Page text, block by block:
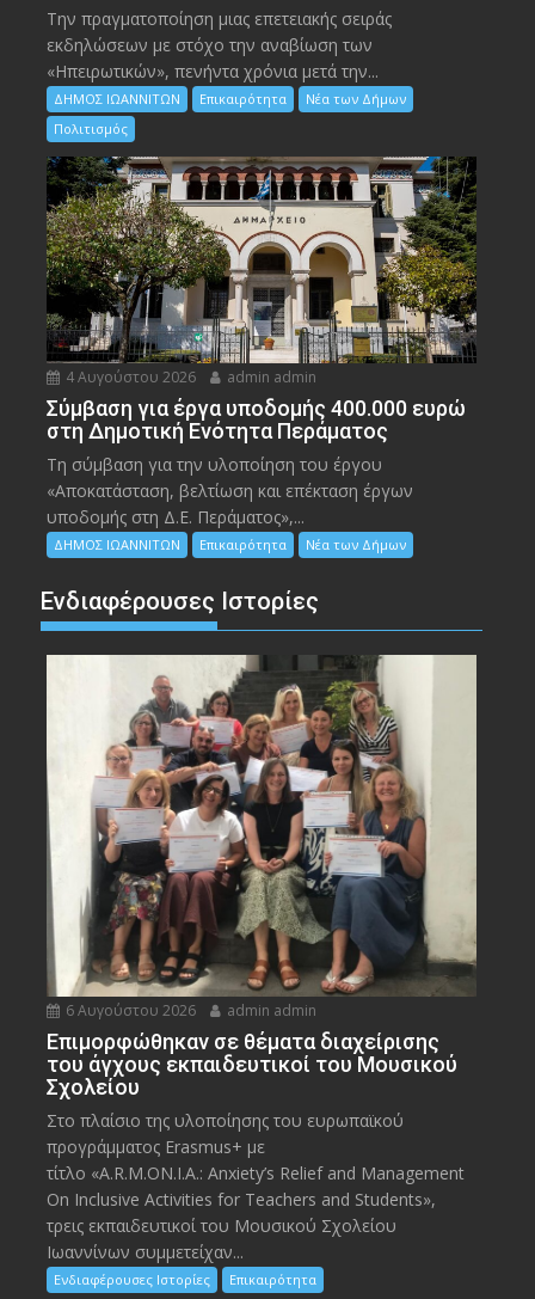
Την πραγματοποίηση μιας επετειακής σειράς
εκδηλώσεων με στόχο την αναβίωση των
«Ηπειρωτικών», πενήντα χρόνια μετά την...
ΔΗΜΟΣ ΙΩΑΝΝΙΤΩΝ Επικαιρότητα
Νέα των Δήμων
Πολιτισμός
4 Αυγούστου 2026 admin admin
Σύμβαση για έργα υποδομής 400.000 ευρώ
στη Δημοτική Ενότητα Περάματος
Τη σύμβαση για την υλοποίηση του έργου
«Αποκατάσταση, βελτίωση και επέκταση έργων
υποδομής στη Δ.Ε. Περάματος»,...
ΔΗΜΟΣ ΙΩΑΝΝΙΤΩΝ Επικαιρότητα Νέα των Δήμων
Ενδιαφέρουσες Ιστορίες
6 Αυγούστου 2026 admin admin
Eπιμορφώθηκαν σε θέματα διαχείρισης
του άγχους εκπαιδευτικοί του Μουσικού
Σχολείου
Στο πλαίσιο της υλοποίησης του ευρωπαϊκού
προγράμματος Erasmus+ με
τίτλο «A.R.M.ON.I.A.: Anxiety’s Relief and Management
On Inclusive Activities for Teachers and Students»,
τρεις εκπαιδευτικοί του Μουσικού Σχολείου
Ιωαννίνων συμμετείχαν...
Ενδιαφέρουσες Ιστορίες Επικαιρότητα